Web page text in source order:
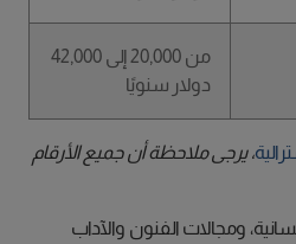
من 20,000 إلى 42,000
دولار سنويًا
، يرجى ملاحظة أن جميع الأرقام
ومجالات الفنون والآداب